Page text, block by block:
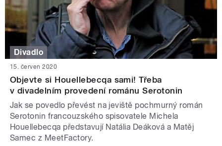
Divadlo
15. červen 2020
Objevte si Houellebecqa sami! Třeba
v divadelním provedení románu Serotonin
Jak se povedlo převést na jeviště pochmurný román
Serotonin francouzského spisovatele Michela
Houellebecqa představují Natália Deáková a Matěj
Samec z MeetFactory.